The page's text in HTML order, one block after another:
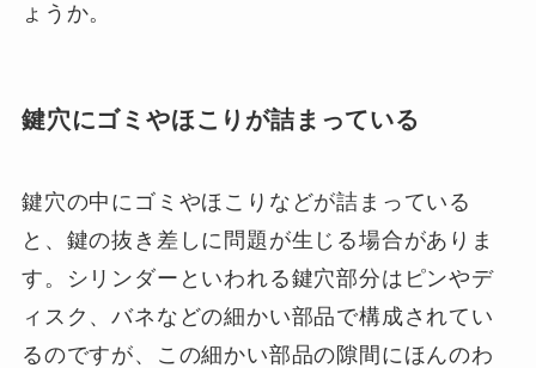
ょうか。
鍵穴にゴミやほこりが詰まっている
鍵穴の中にゴミやほこりなどが詰まっている
と、鍵の抜き差しに問題が生じる場合がありま
す。シリンダーといわれる鍵穴部分はピンやデ
ィスク、バネなどの細かい部品で構成されてい
るのですが、この細かい部品の隙間にほんのわ